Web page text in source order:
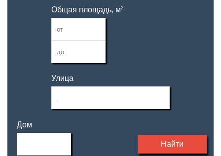
Общая площадь, м2
—
Улица
Дом
Найти